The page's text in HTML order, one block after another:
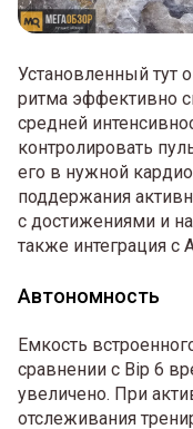
Установленный тут
ритма эффективно
средней
контролировать
его в нужной
поддержания
с достижениями и
также интеграция с
Автономность
Емкость
сравнении с Bip 6
увеличено. При
отслеживания